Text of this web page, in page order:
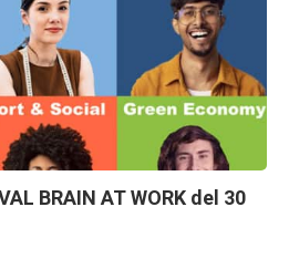
BRAIN AT WORK del 30